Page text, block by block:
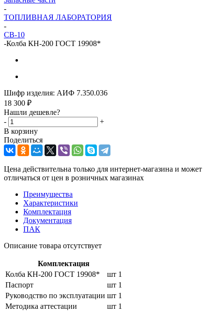
-
ТОПЛИВНАЯ ЛАБОРАТОРИЯ
-
СВ-10
-Колба КН-200 ГОСТ 19908*
Шифр изделия: АИФ 7.350.036
18 300 ₽
Нашли дешевле?
-
+
В корзину
Поделиться
Цена действительна только для интернет-магазина и может
отличаться от цен в розничных магазинах
Преимущества
Характеристики
Комплектация
Документация
ПАК
Описание товара отсутствует
Комплектация
Колба КН-200 ГОСТ 19908*
шт 1
Паспорт
шт 1
Руководство по эксплуатации шт 1
Методика аттестации
шт 1